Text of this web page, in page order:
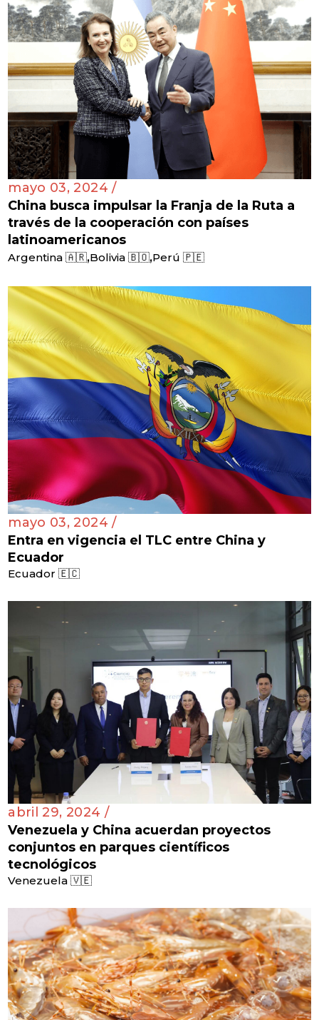
mayo 03, 2024 /
China busca impulsar la Franja de la Ruta a
través de la cooperación con países
latinoamericanos
Argentina 🇦🇷,Bolivia 🇧🇴,Perú 🇵🇪
mayo 03, 2024 /
Entra en vigencia el TLC entre China y
Ecuador
Ecuador 🇪🇨
abril 29, 2024 /
Venezuela y China acuerdan proyectos
conjuntos en parques científicos
tecnológicos
Venezuela 🇻🇪